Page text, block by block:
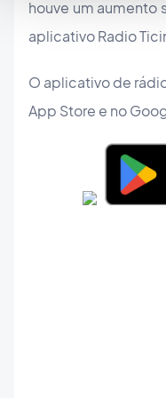
houve um aumento
aplicativo Radio
O aplicativo de
App Store e no